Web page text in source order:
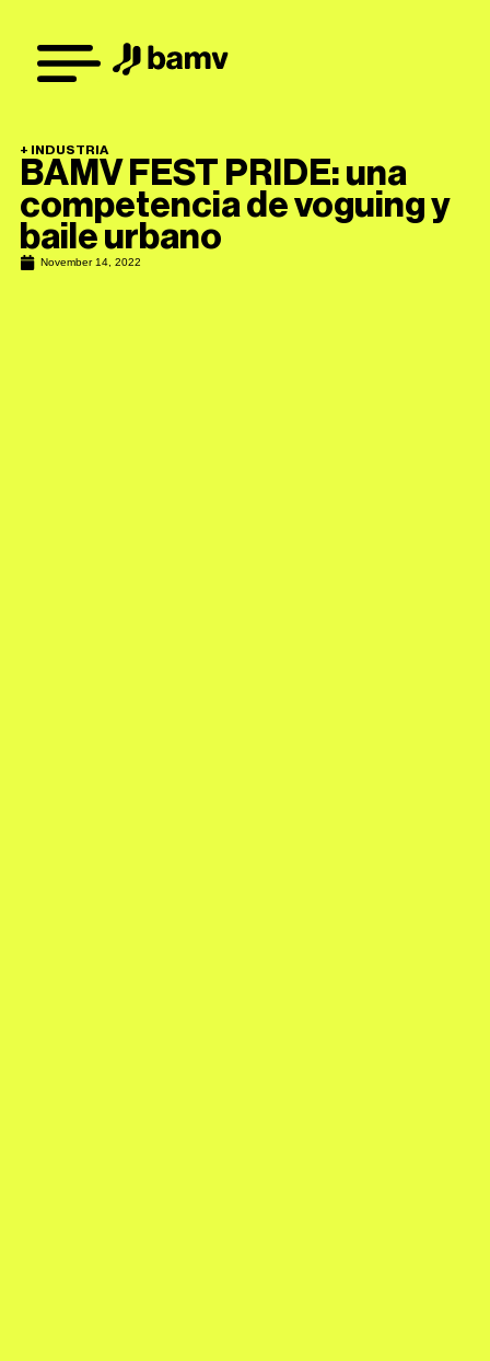
+ INDUSTRIA
BAMV FEST PRIDE: una
competencia de voguing y
baile urbano
November 14, 2022